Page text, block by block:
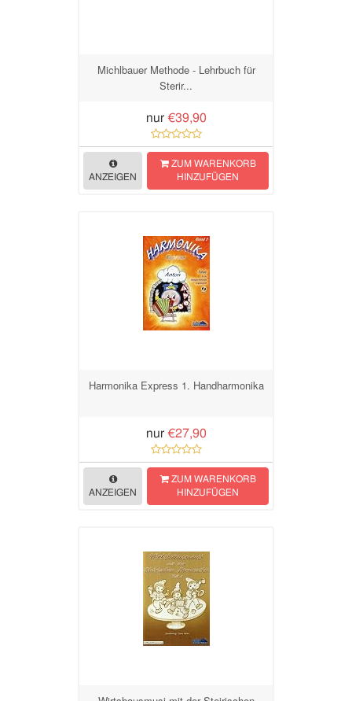
Michlbauer Methode - Lehrbuch für
Sterir...
nur €39,90
ANZEIGEN
ZUM WARENKORB
HINZUFÜGEN
Harmonika Express 1. Handharmonika
nur €27,90
ANZEIGEN
ZUM WARENKORB
HINZUFÜGEN